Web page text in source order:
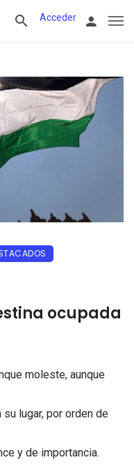
Acceder
ocupada
moleste, aunque
lugar, por orden de
y de importancia.